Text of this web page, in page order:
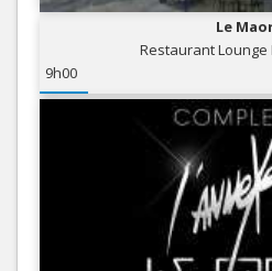
Le
Restaurant Lounge
9h00